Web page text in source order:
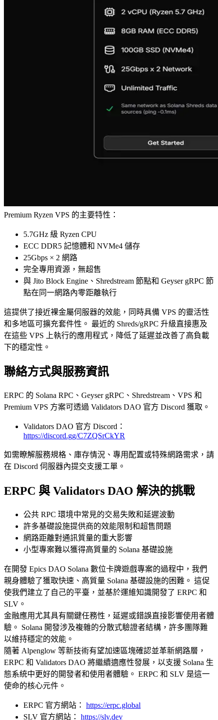
Premium Ryzen VPS 的主要特性：
5.7GHz 級 Ryzen CPU
ECC DDR5 記憶體和 NVMe4 儲存
25Gbps × 2 網路
完全專用資源，無超售
與 Jito Block Engine、Shredstream 節點和 Geyser gRPC 節
點在同一網路內零距離執行
這提供了接近裸金屬伺服器的效能，同時具備 VPS 的靈活性
和多地區可擴充套件性。 最近的 Shreds/gRPC 升級直接惠及
在這些 VPS 上執行的應用程式，降低了延遲並改善了高負載
下的穩定性。
聯絡方式與服務資訊
ERPC 的 Solana RPC、Geyser gRPC、Shredstream、VPS 和
Premium VPS 方案可透過 Validators DAO 官方 Discord 獲取。
Validators DAO 官方 Discord：
https://discord.gg/C7ZQSrCkYR
如需瞭解服務規格、庫存情況、專用配置或特殊網路需求，請
在 Discord 伺服器內提交支援工單。
ERPC 與 Validators DAO 解決的挑戰
公共 RPC 環境中常見的交易失敗和延遲波動
許多基礎設施提供商的效能限制和超售問題
網路距離對通訊質量的重大影響
小型專案難以獲得高質量的 Solana 基礎設施
在開發 Epics DAO Solana 數位卡牌遊戲專案的過程中，我們
親身體驗了獲取快速、高質量 Solana 基礎設施的困難。 這促
使我們建立了自己的平臺，並基於運維知識開發了 ERPC 和
SLV。
金融應用尤其具有關鍵任務性，延遲或錯誤直接影響使用者體
驗。 Solana 開發涉及複雜的分散式驗證者結構，許多團隊難
以維持穩定的效能。
隨著 Alpenglow 等新技術有望加速區塊確認並革新網路層，
ERPC 和 Validators DAO 將繼續適應性發展，以支援 Solana 生
態系統中更好的開發者和使用者體驗。 ERPC 和 SLV 是這一
使命的核心元件。
ERPC 官方網站： https://erpc.global
SLV 官方網站： https://slv.dev